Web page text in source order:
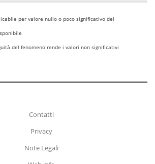
per valore nullo o poco significativo del
del fenomeno rende i valori non significativi
Contatti
Privacy
Note Legali